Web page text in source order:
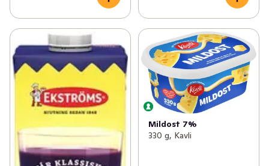
Mildost 7%
330 g, Kavli